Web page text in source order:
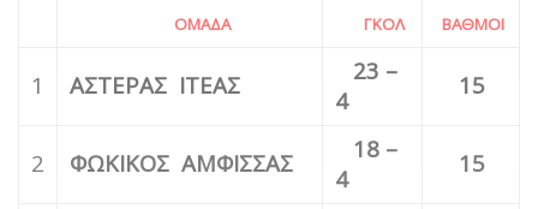
ΟΜΑΔΑ ΓΚΟΛ ΒΑΘΜΟΙ
1 ΑΣΤΕΡΑΣ ΙΤΕΑΣ
23 –
4
15
2 ΦΩΚΙΚΟΣ ΑΜΦΙΣΣΑΣ
18 –
4
15